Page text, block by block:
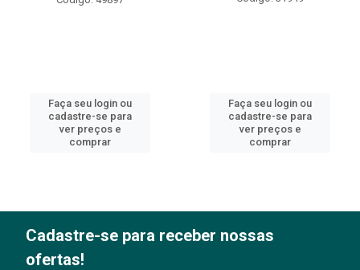
Faça seu login ou
cadastre-se para
ver preços e
comprar
Faça seu login ou
cadastre-se para
ver preços e
comprar
Cadastre-se para receber nossas
ofertas!